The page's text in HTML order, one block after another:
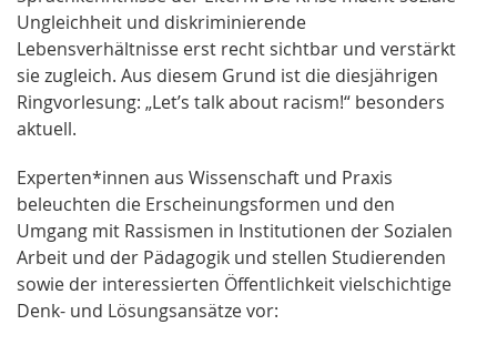
Ungleichheit und diskriminierende
Lebensverhältnisse erst recht sichtbar und verstärkt
sie zugleich. Aus diesem Grund ist die diesjährigen
Ringvorlesung: „Let’s talk about racism!“ besonders
aktuell.
Experten*innen aus Wissenschaft und Praxis
beleuchten die Erscheinungsformen und den
Umgang mit Rassismen in Institutionen der Sozialen
Arbeit und der Pädagogik und stellen Studierenden
sowie der interessierten Öffentlichkeit vielschichtige
Denk- und Lösungsansätze vor: